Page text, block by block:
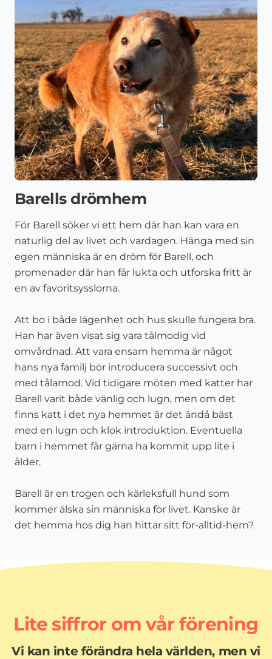
Barells drömhem
För Barell söker vi ett hem där han kan vara en
naturlig del av livet och vardagen. Hänga med sin
egen människa är en dröm för Barell, och
promenader där han får lukta och utforska fritt är
en av favoritsysslorna.
Att bo i både lägenhet och hus skulle fungera bra.
Han har även visat sig vara tålmodig vid
omvårdnad. Att vara ensam hemma är något
hans nya familj bör introducera successivt och
med tålamod. Vid tidigare möten med katter har
Barell varit både vänlig och lugn, men om det
finns katt i det nya hemmet är det ändå bäst
med en lugn och klok introduktion. Eventuella
barn i hemmet får gärna ha kommit upp lite i
ålder.
Barell är en trogen och kärleksfull hund som
kommer älska sin människa för livet. Kanske är
det hemma hos dig han hittar sitt för-alltid-hem?
Lite siffror om vår förening
Vi kan inte förändra hela världen, men vi